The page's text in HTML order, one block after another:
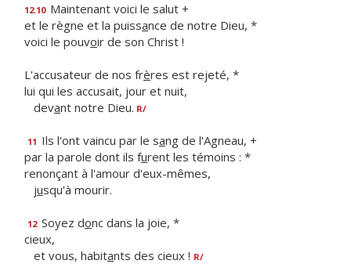
12.10 Maintenant voici le salut +
et le règne et la puissance de notre Dieu, *
voici le pouvoir de son Christ !
L'accusateur de nos frères est rejeté, *
lui qui les accusait, jour et nuit,
devant notre Dieu. R/
11 Ils l'ont vaincu par le sang de l'Agneau, +
par la parole dont ils furent les témoins : *
renonçant à l'amour d'eux-mêmes,
jusqu'à mourir.
12 Soyez donc dans la joie, *
cieux,
et vous, habitants des cieux ! R/